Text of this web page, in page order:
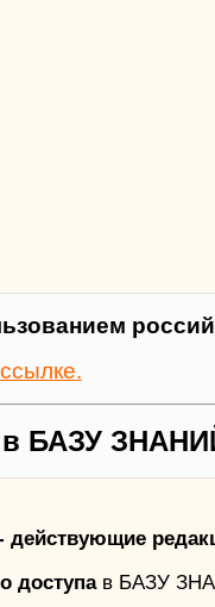
в БАЗУ
действующие
доступав БАЗУ